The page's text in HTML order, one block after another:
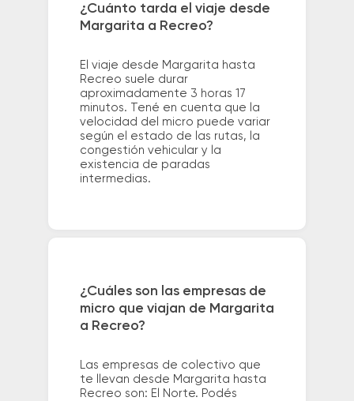
¿Cuánto tarda el viaje desde
Margarita a Recreo?
El viaje desde Margarita hasta
Recreo suele durar
aproximadamente 3 horas 17
minutos. Tené en cuenta que la
velocidad del micro puede variar
según el estado de las rutas, la
congestión vehicular y la
existencia de paradas
intermedias.
¿Cuáles son las empresas de
micro que viajan de Margarita
a Recreo?
Las empresas de colectivo que
te llevan desde Margarita hasta
Recreo son: El Norte. Podés